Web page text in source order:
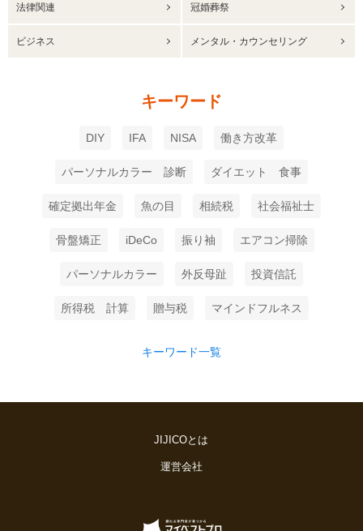
法律関連 冠婚葬祭
ビジネス メンタル・カウンセリング
キーワード
DIY IFA NISA 働き方改革
パーソナルカラー 診断 ダイエット 食事
確定拠出年金 魚の目 相続税 社会福祉士
骨盤矯正 iDeCo 振り袖 エアコン掃除
パーソナルカラー 外反母趾 投資信託
所得税 計算 贈与税 マインドフルネス
キーワード一覧
JIJICOとは
運営会社